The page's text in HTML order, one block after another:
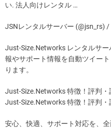
い. 法人向けレンタル …
JSNレンタルサーバー (@jsn_rs)
Just-Size.Networks レンタルサ
報やサポート情報を自動ツイー
ります。
Just-Size.Networks 特徴！評判・
Just-Size.Networks 特徴！評判
安心、快適、サポート対応を、